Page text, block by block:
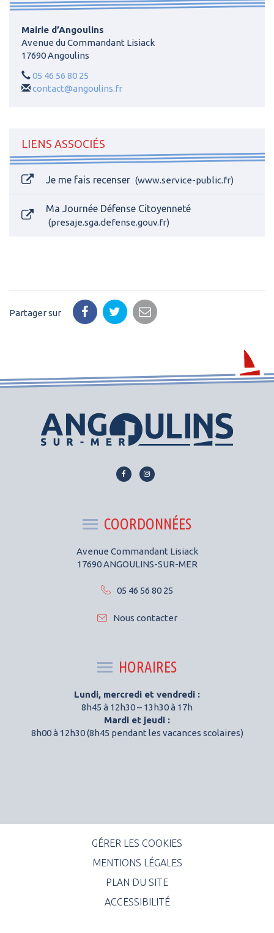
Mairie d’Angoulins
Avenue du Commandant Lisiack
17690 Angoulins
05 46 56 80 25
contact@angoulins.fr
LIENS ASSOCIÉS
Je me fais recenser www.service-public.fr
Ma Journée Défense Citoyenneté
presaje.sga.defense.gouv.fr
Partager sur
Lien
Facebook
Lien
Instagram
COORDONNÉES
Avenue Commandant Lisiack
17690 ANGOULINS-SUR-MER
05 46 56 80 25
Nous contacter
HORAIRES
Lundi, mercredi et vendredi :
8h45 à 12h30 – 13h30 à 17h
Mardi et jeudi :
8h00 à 12h30 (8h45 pendant les vacances scolaires)
GÉRER LES COOKIES
MENTIONS LÉGALES
PLAN DU SITE
ACCESSIBILITÉ